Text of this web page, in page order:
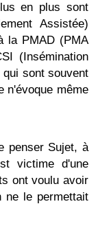
en plus sont
Assistée)
la PMAD (PMA
(Insémination
sont souvent
n'évoque même
penser Sujet, à
victime d'une
ont voulu avoir
ne le permettait